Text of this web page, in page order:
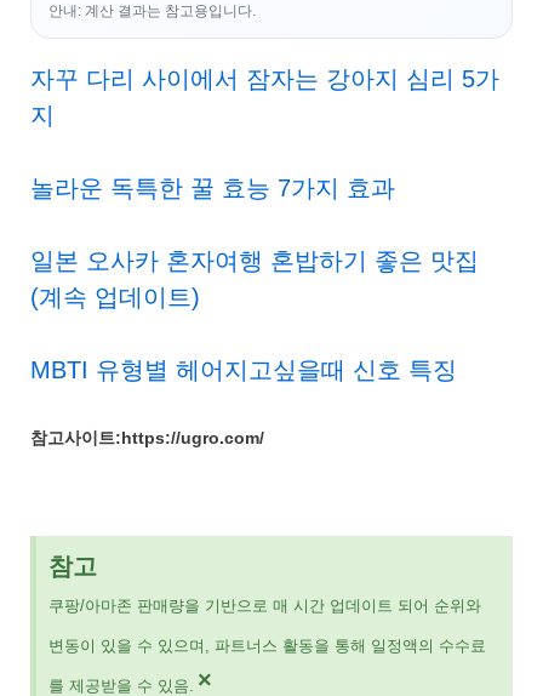
안내: 계산 결과는 참고용입니다.
자꾸 다리 사이에서 잠자는 강아지 심리 5가
지
놀라운 독특한 꿀 효능 7가지 효과
일본 오사카 혼자여행 혼밥하기 좋은 맛집
(계속 업데이트)
MBTI 유형별 헤어지고싶을때 신호 특징
참고사이트:https://ugro.com/
참고
쿠팡/아마존 판매량을 기반으로 매 시간 업데이트 되어 순위와
변동이 있을 수 있으며, 파트너스 활동을 통해 일정액의 수수료
를 제공받을 수 있음. ×